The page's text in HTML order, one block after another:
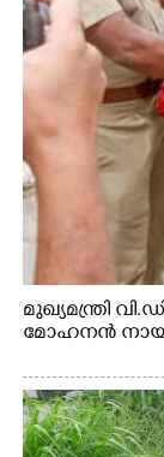
മുഖ്യമന്ത്രി
മോഹനൻ